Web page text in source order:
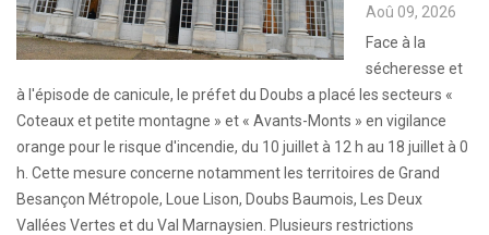
Aoû 09, 2026
Face à la
sécheresse et
à l'épisode de canicule, le préfet du Doubs a placé les secteurs «
Coteaux et petite montagne » et « Avants-Monts » en vigilance
orange pour le risque d'incendie, du 10 juillet à 12 h au 18 juillet à 0
h. Cette mesure concerne notamment les territoires de Grand
Besançon Métropole, Loue Lison, Doubs Baumois, Les Deux
Vallées Vertes et du Val Marnaysien. Plusieurs restrictions